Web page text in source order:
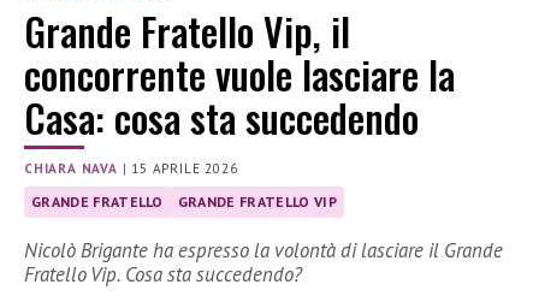
Grande Fratello Vip, il
concorrente vuole lasciare la
Casa: cosa sta succedendo
CHIARA NAVA | 15 APRILE 2026
GRANDE FRATELLO GRANDE FRATELLO VIP
Nicolò Brigante ha espresso la volontà di lasciare il Grande
Fratello Vip. Cosa sta succedendo?